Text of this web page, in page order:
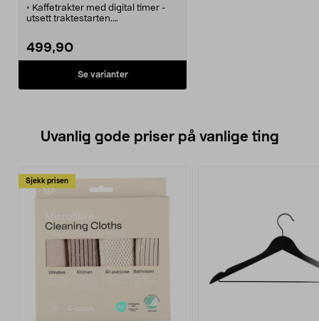
• Kaffetrakter med digital timer -
utsett traktestarten.
• Trakter ca. 1,5 liter rykende fersk
kaffe av gangen.
• Automatisk avstenging etter 40
499,90
Se varianter
Uvanlig gode priser på vanlige ting
Sjekk prisen